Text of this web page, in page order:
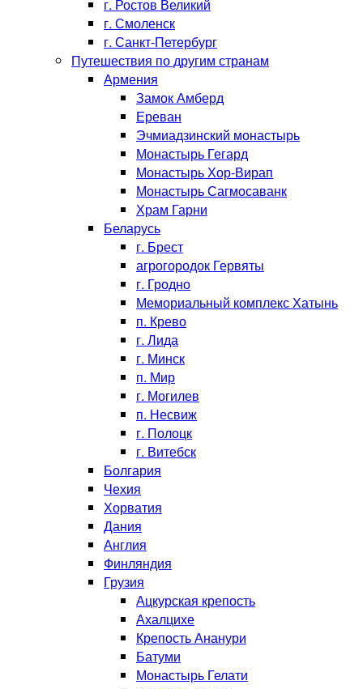
г. Ростов Великий
г. Смоленск
г. Санкт-Петербург
Путешествия по другим странам
Армения
Замок Амберд
Ереван
Эчмиадзинский монастырь
Монастырь Гегард
Монастырь Хор-Вирап
Монастырь Сагмосаванк
Храм Гарни
Беларусь
г. Брест
агрогородок Гервяты
г. Гродно
Мемориальный комплекс Хатынь
п. Крево
г. Лида
г. Минск
п. Мир
г. Могилев
п. Несвиж
г. Полоцк
г. Витебск
Болгария
Чехия
Хорватия
Дания
Англия
Финляндия
Грузия
Ацкурская крепость
Ахалцихе
Крепость Ананури
Батуми
Монастырь Гелати